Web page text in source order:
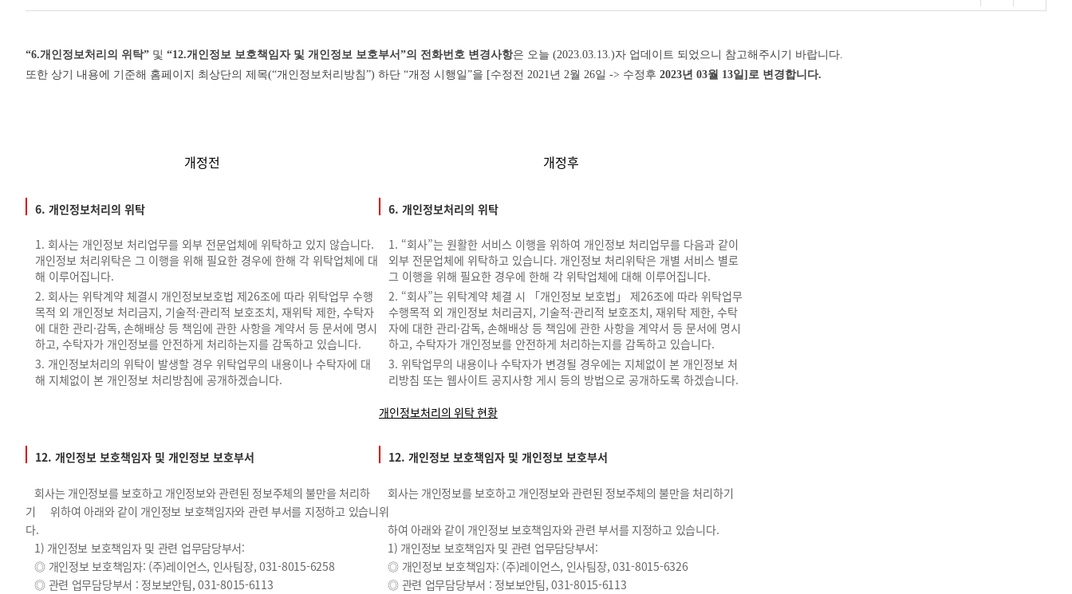
“6.개인정보처리의 위탁” 및 “12.개인정보 보호책임자 및 개인정보 보호부서”의 전화번호 변경사항은 오늘 (2023.03.13.)자 업데이트 되었으니 참고해주시기 바랍니다.
또한 상기 내용에 기준해 홈페이지 최상단의 제목(“개인정보처리방침”) 하단 “개정 시행일”을 [수정전 2021년 2월 26일 -> 수정후 2023년 03월 13일]로 변경합니다.
개정전 개정후
6. 개인정보처리의 위탁
1. 회사는 개인정보 처리업무를 외부 전문업체에 위탁하고 있지 않습니다.
개인정보 처리위탁은 그 이행을 위해 필요한 경우에 한해 각 위탁업체에 대
해 이루어집니다.
2. 회사는 위탁계약 체결시 개인정보보호법 제26조에 따라 위탁업무 수행
목적 외 개인정보 처리금지, 기술적·관리적 보호조치, 재위탁 제한, 수탁자
에 대한 관리·감독, 손해배상 등 책임에 관한 사항을 계약서 등 문서에 명시
하고, 수탁자가 개인정보를 안전하게 처리하는지를 감독하고 있습니다.
3. 개인정보처리의 위탁이 발생할 경우 위탁업무의 내용이나 수탁자에 대
해 지체없이 본 개인정보 처리방침에 공개하겠습니다.
6. 개인정보처리의 위탁
1. “회사”는 원활한 서비스 이행을 위하여 개인정보 처리업무를 다음과 같이
외부 전문업체에 위탁하고 있습니다. 개인정보 처리위탁은 개별 서비스 별로
그 이행을 위해 필요한 경우에 한해 각 위탁업체에 대해 이루어집니다.
2. “회사”는 위탁계약 체결 시 「개인정보 보호법」 제26조에 따라 위탁업무
수행목적 외 개인정보 처리금지, 기술적·관리적 보호조치, 재위탁 제한, 수탁
자에 대한 관리·감독, 손해배상 등 책임에 관한 사항을 계약서 등 문서에 명시
하고, 수탁자가 개인정보를 안전하게 처리하는지를 감독하고 있습니다.
3. 위탁업무의 내용이나 수탁자가 변경될 경우에는 지체없이 본 개인정보 처
리방침 또는 웹사이트 공지사항 게시 등의 방법으로 공개하도록 하겠습니다.
개인정보처리의 위탁 현황
12. 개인정보 보호책임자 및 개인정보 보호부서
회사는 개인정보를 보호하고 개인정보와 관련된 정보주체의 불만을 처리하
기 위하여 아래와 같이 개인정보 보호책임자와 관련 부서를 지정하고 있습니
다.
1) 개인정보 보호책임자 및 관련 업무담당부서:
◎ 개인정보 보호책임자: (주)레이언스, 인사팀장, 031-8015-6258
◎ 관련 업무담당부서 : 정보보안팀, 031-8015-6113
12. 개인정보 보호책임자 및 개인정보 보호부서
회사는 개인정보를 보호하고 개인정보와 관련된 정보주체의 불만을 처리하기
위
하여 아래와 같이 개인정보 보호책임자와 관련 부서를 지정하고 있습니다.
1) 개인정보 보호책임자 및 관련 업무담당부서:
◎ 개인정보 보호책임자: (주)레이언스, 인사팀장, 031-8015-6326
◎ 관련 업무담당부서 : 정보보안팀, 031-8015-6113